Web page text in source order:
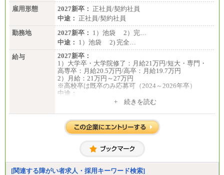
雇用形態
2027新卒： 正社員/契約社員
中途： 正社員/契約社員
勤務地
2027新卒： 1）池袋 2）完…
中途： 1）池袋 2) 完全…
給与
2027新卒：
1）大学卒・大学院修了：月給21万円/短大・専門・
高専卒：月給20.5万円/高卒：月給19.7万円
2）月給：21万円～27万円
※高校卒は既卒のみ応募可（2024～2026年卒）
中途：
1）月給：21万円～25万円+ 続きを読む
[関連する障がい者求人・採用キーワード検索]